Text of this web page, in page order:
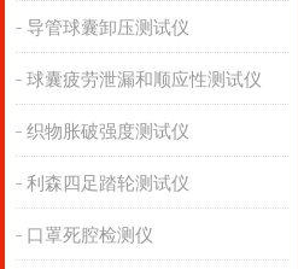
导管球囊卸压测试仪
球囊疲劳泄漏和顺应性测试仪
织物胀破强度测试仪
利森四足踏轮测试仪
口罩死腔检测仪